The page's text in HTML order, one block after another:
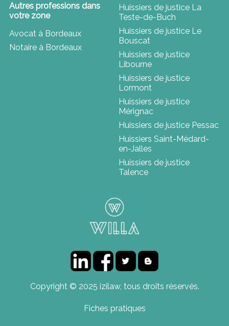
Autres professions dans
votre zone
Avocat à Bordeaux
Notaire à Bordeaux
Huissiers de justice La
Teste-de-Buch
Huissiers de justice Le
Bouscat
Huissiers de justice
Libourne
Huissiers de justice
Lormont
Huissiers de justice
Mérignac
Huissiers de justice Pessac
Huissiers Saint-Médard-
en-Jalles
Huissiers de justice
Talence
Copyright © 2025 izilaw, tous droits réservés.
Fiches pratiques